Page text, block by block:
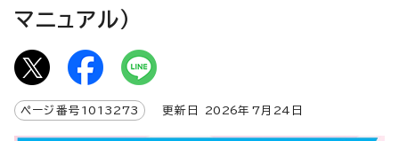
マニュアル）
ページ番号 1013273 更新日 2026年7月 24 日